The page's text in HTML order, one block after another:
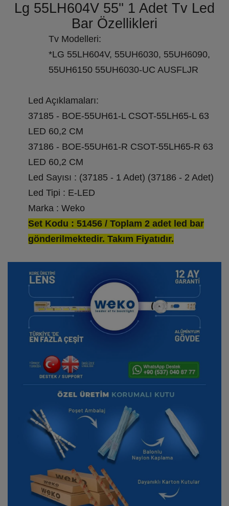
Lg 55LH604V 55'' 1 Adet Tv Led
Bar Özellikleri
Tv Modelleri:
*LG 55LH604V, 55UH6030, 55UH6090,
55UH6150 55UH6030-UC AUSFLJR
Led Açıklamaları:
37185 - BOE-55UH61-L CSOT-55LH65-L 63
LED 60,2 CM
37186 - BOE-55UH61-R CSOT-55LH65-R 63
LED 60,2 CM
Led Sayısı : (37185 - 1 Adet) (37186 - 2 Adet)
Led Tipi : E-LED
Marka : Weko
Set Kodu : 51456 / Toplam 2 adet led bar
gönderilmektedir. Takım Fiyatıdır.